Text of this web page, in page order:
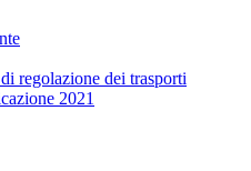
regolazione dei trasporti
2021